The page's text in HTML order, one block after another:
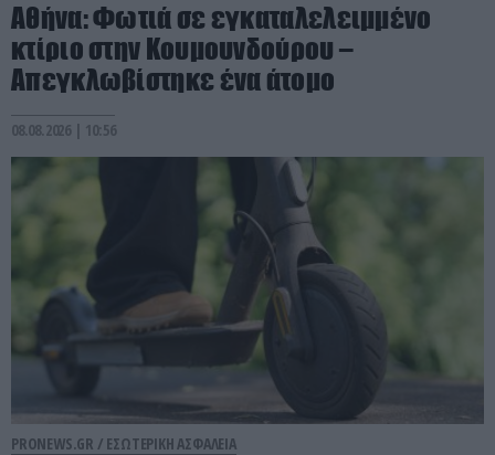
Αθήνα: Φωτιά σε εγκαταλελειμμένο
κτίριο στην Κουμουνδούρου –
Απεγκλωβίστηκε ένα άτομο
08.08.2026 | 10:56
PRONEWS.GR / ΕΣΩΤΕΡΙΚΗ ΑΣΦΑΛΕΙΑ